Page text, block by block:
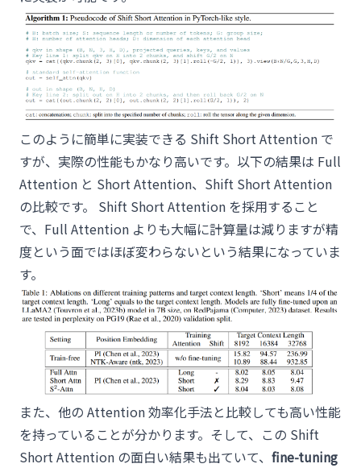
このように簡単に実装できる Shift Short Attention で
すが、実際の性能もかなり高いです。以下の結果は Full
Attention と Short Attention、Shift Short Attention
の比較です。 Shift Short Attention を採用すること
で、Full Attention よりも大幅に計算量は減りますが精
度という面ではほぼ変わらないという結果になっていま
す。
また、他の Attention 効率化手法と比較しても高い性能
を持っていることが分かります。そして、この Shift
Short Attention の面白い結果も出ていて、 fine-tuning